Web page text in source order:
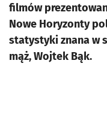
filmów
Nowe Horyzonty
statystyki znana w
mąż, Wojtek Bąk.